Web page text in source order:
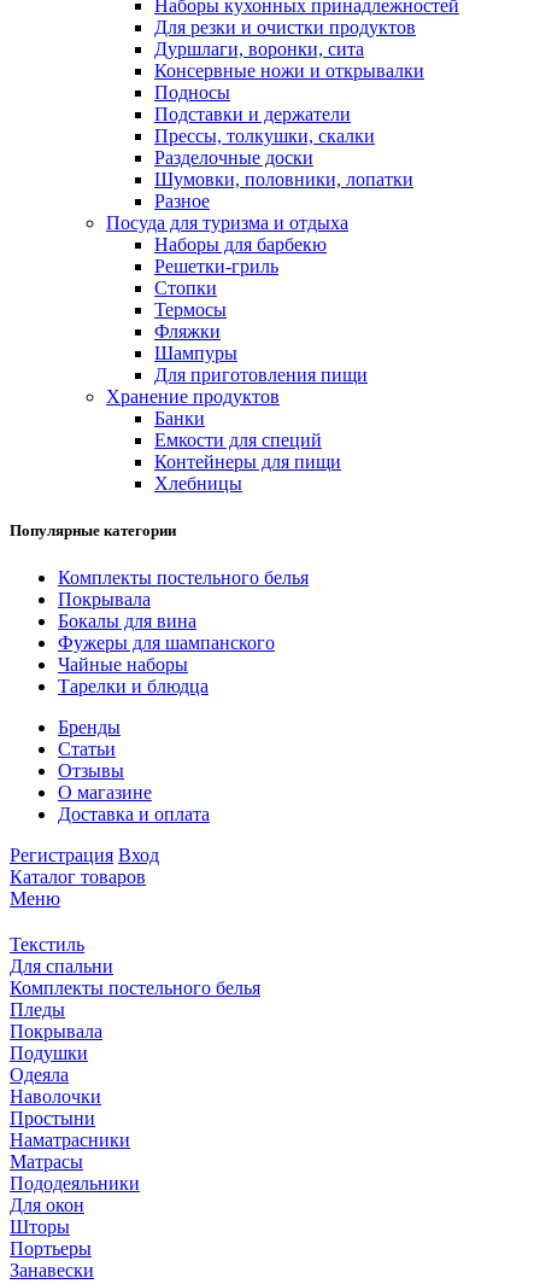
Наборы кухонных принадлежностей
Для резки и очистки продуктов
Дуршлаги, воронки, сита
Консервные ножи и открывалки
Подносы
Подставки и держатели
Прессы, толкушки, скалки
Разделочные доски
Шумовки, половники, лопатки
Разное
Посуда для туризма и отдыха
Наборы для барбекю
Решетки-гриль
Стопки
Термосы
Фляжки
Шампуры
Для приготовления пищи
Хранение продуктов
Банки
Емкости для специй
Контейнеры для пищи
Хлебницы
Популярные категории
Комплекты постельного белья
Покрывала
Бокалы для вина
Фужеры для шампанского
Чайные наборы
Тарелки и блюдца
Бренды
Статьи
Отзывы
О магазине
Доставка и оплата
Регистрация Вход
Каталог товаров
Меню
Текстиль
Для спальни
Комплекты постельного белья
Пледы
Покрывала
Подушки
Одеяла
Наволочки
Простыни
Наматрасники
Матрасы
Пододеяльники
Для окон
Шторы
Портьеры
Занавески